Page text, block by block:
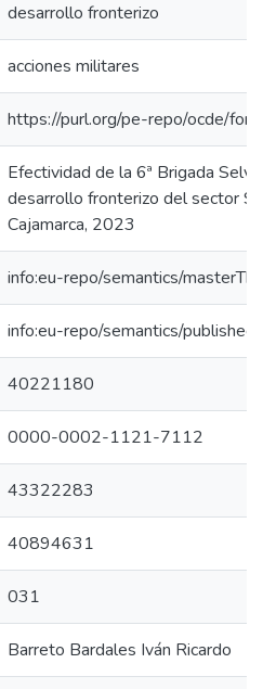
desarrollo fronterizo
acciones militares
https://purl.org/pe-repo/ocde/
Efectividad de la 6ª Brigada
desarrollo fronterizo del sector
Cajamarca, 2023
info:eu-repo/semantics/
info:eu-repo/semantics/
40221180
0000-0002-1121-7112
43322283
40894631
031
Barreto Bardales Iván Ricardo